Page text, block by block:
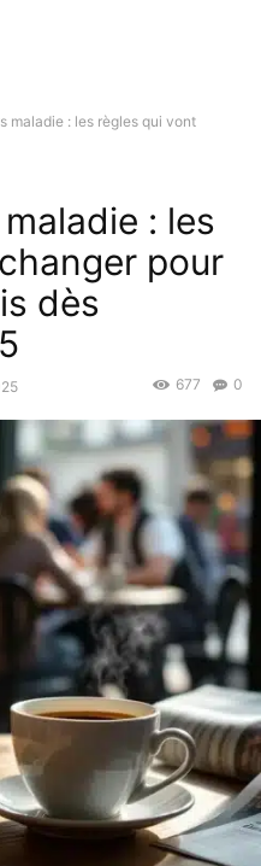
maladie : les règles qui vont
: les
pour
dès
0
677